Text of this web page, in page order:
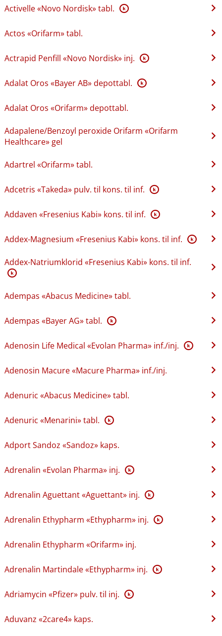
Activelle «Novo Nordisk» tabl. K
Actos «Orifarm» tabl.
Actrapid Penfill «Novo Nordisk» inj. K
Adalat Oros «Bayer AB» depottabl. K
Adalat Oros «Orifarm» depottabl.
Adapalene​/​Benzoyl peroxide Orifarm «Orifarm
Healthcare» gel
Adartrel «Orifarm» tabl.
Adcetris «Takeda» pulv. til kons. til inf. K
Addaven «Fresenius Kabi» kons. til inf. K
Addex-Magnesium «Fresenius Kabi» kons. til inf. K
Addex-Natriumklorid «Fresenius Kabi» kons. til inf.
K
Adempas «Abacus Medicine» tabl.
Adempas «Bayer AG» tabl. K
Adenosin Life Medical «Evolan Pharma» inf.​/​inj. K
Adenosin Macure «Macure Pharma» inf.​/​inj.
Adenuric «Abacus Medicine» tabl.
Adenuric «Menarini» tabl. K
Adport Sandoz «Sandoz» kaps.
Adrenalin «Evolan Pharma» inj. K
Adrenalin Aguettant «Aguettant» inj. K
Adrenalin Ethypharm «Ethypharm» inj. K
Adrenalin Ethypharm «Orifarm» inj.
Adrenalin Martindale «Ethypharm» inj. K
Adriamycin «Pfizer» pulv. til inj. K
Aduvanz «2care4» kaps.